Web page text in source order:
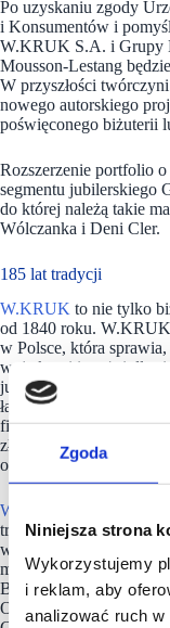
Zgoda
Niniejsza strona
Wykorzystujemy
i reklam, aby
analizować ruch
Po uzyskaniu zgody
i Konsumentów i
W.KRUK S.A. i Grupy
Mousson-Lestang
W przyszłości
nowego autorskiego
poświęconego biżuterii
Rozszerzenie portfolio
segmentu jubilerskiego
do której należą takie
Wólczanka i Deni Cler.
185 lat tradycji
W.KRUK to nie tylko
od 1840 roku.
w Polsce, która
wyjątkowi i ważni dla
jubiler, wywodzący się z
łączy klasykę z
firmowych w Polsce i
złotą i srebrną
oraz autorskie kolekcje
W.KRUK
tradycji oraz otwartość
wiarygodnym i
marek zegarkowych:
Bulgari, Hublot,
Omega, Tudor, Tag